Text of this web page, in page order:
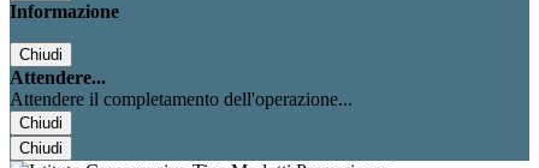
Informazione
Chiudi
Attendere...
Attendere il completamento dell'operazione...
Chiudi
Chiudi